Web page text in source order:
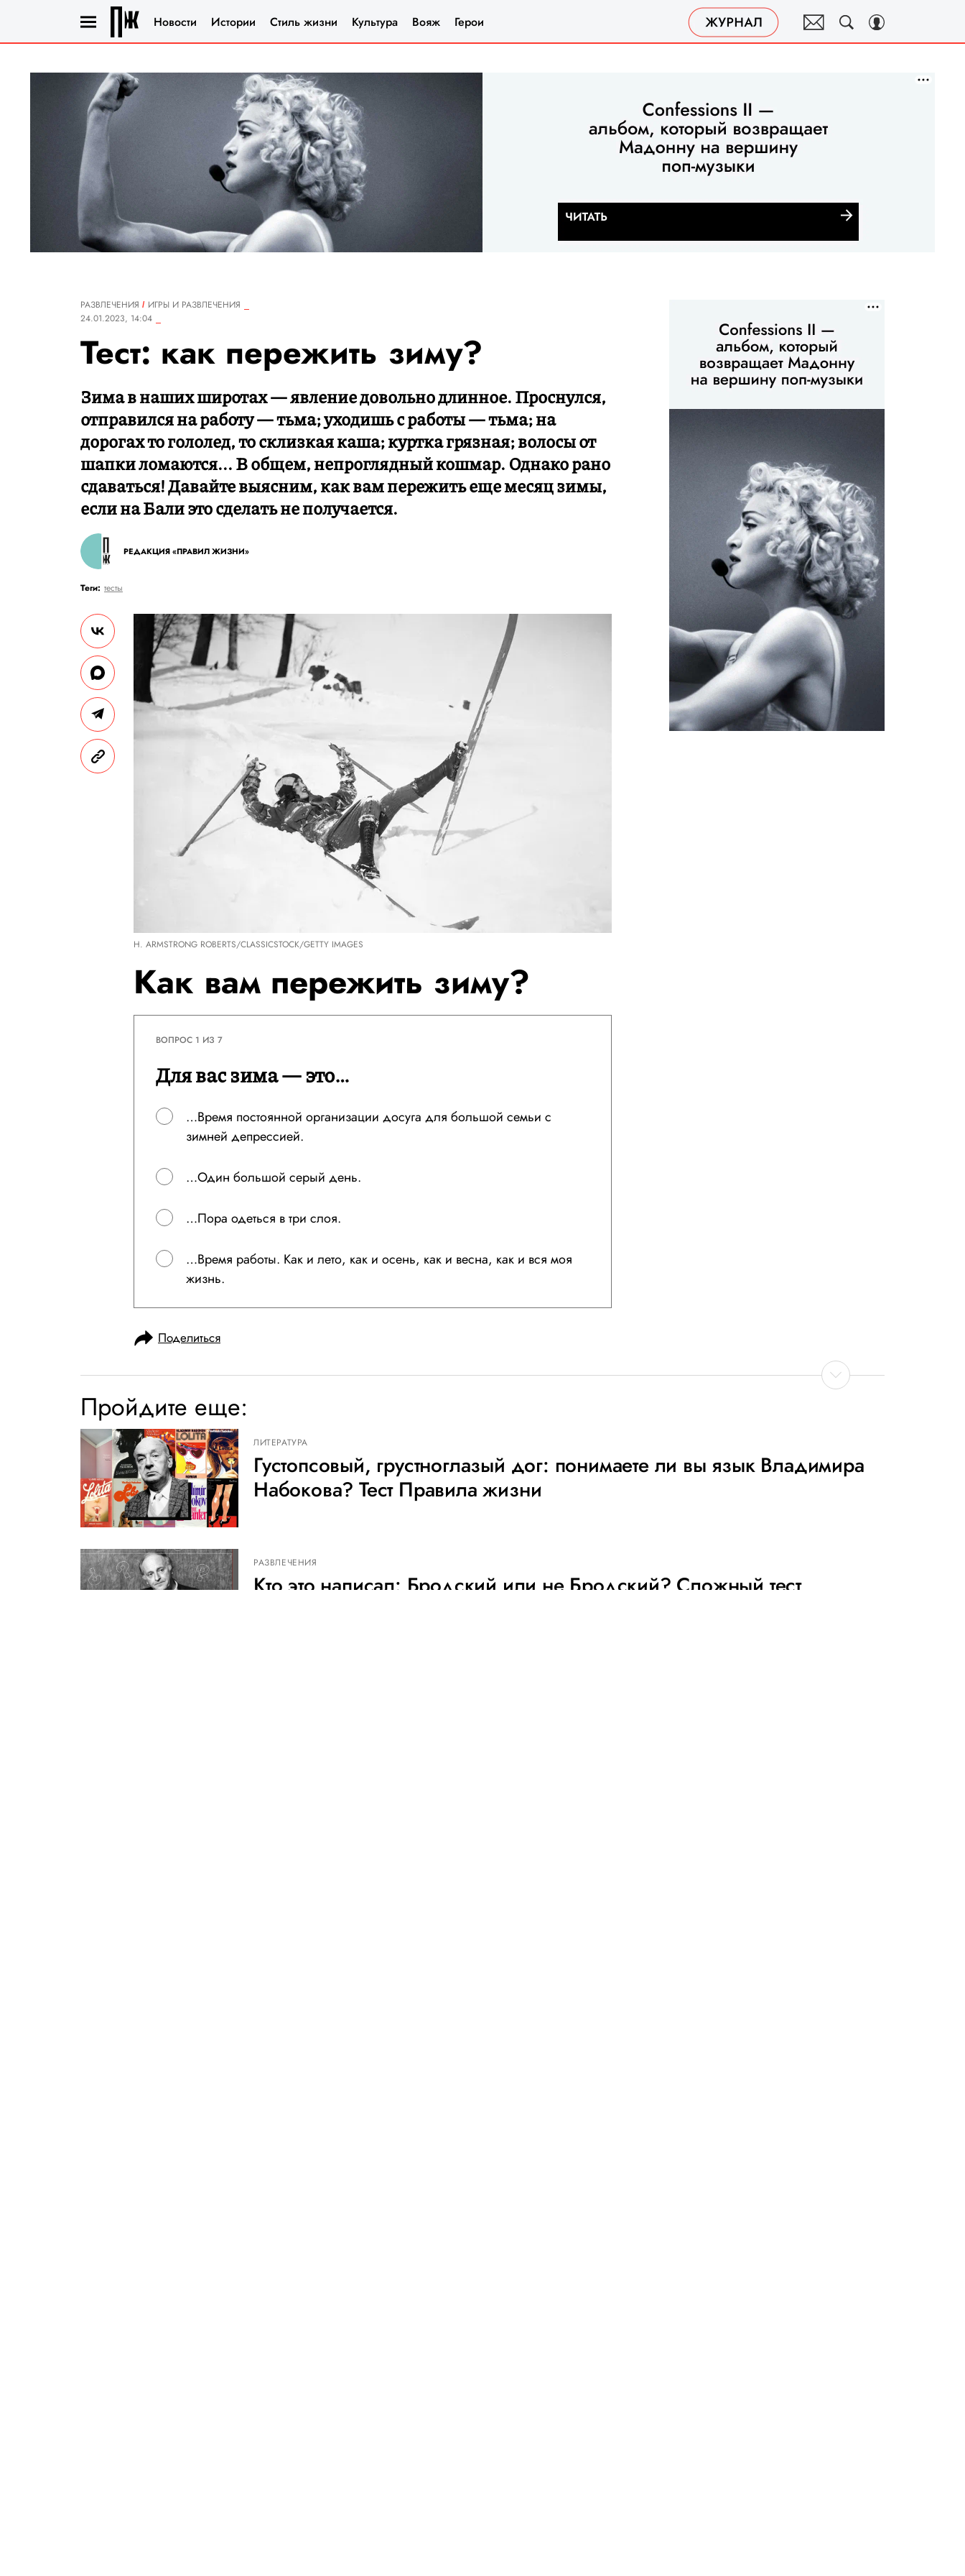
Новости Истории Стиль жизни Культура Вояж Герои
РАЗВЛЕЧЕНИЯ
ИГРЫ И РАЗВЛЕЧЕНИЯ
24.01.2023, 14:04
Тест: как пережить зиму?
Зима в наших широтах — явление довольно длинное. Проснулся,
отправился на работу — тьма; уходишь с работы — тьма; на
дорогах то гололед, то склизкая каша; куртка грязная; волосы от
шапки ломаются... В общем, непроглядный кошмар. Однако рано
сдаваться! Давайте выясним, как вам пережить еще месяц зимы,
если на Бали это сделать не получается.
РЕДАКЦИЯ «ПРАВИЛ ЖИЗНИ»
Теги: тесты
H. ARMSTRONG ROBERTS/CLASSICSTOCK/GETTY IMAGES
Как вам пережить зиму?
ВОПРОС 1 ИЗ 7
Для вас зима — это…
…Время постоянной организации досуга для большой семьи с
зимней депрессией.
…Один большой серый день.
…Пора одеться в три слоя.
…Время работы. Как и лето, как и осень, как и весна, как и вся моя
жизнь.
Поделиться
Пройдите еще:
ЛИТЕРАТУРА
Густопсовый, грустноглазый дог: понимаете ли вы язык Владимира
Набокова? Тест Правила жизни
РАЗВЛЕЧЕНИЯ
Кто это написал: Бродский или не Бродский? Сложный тест